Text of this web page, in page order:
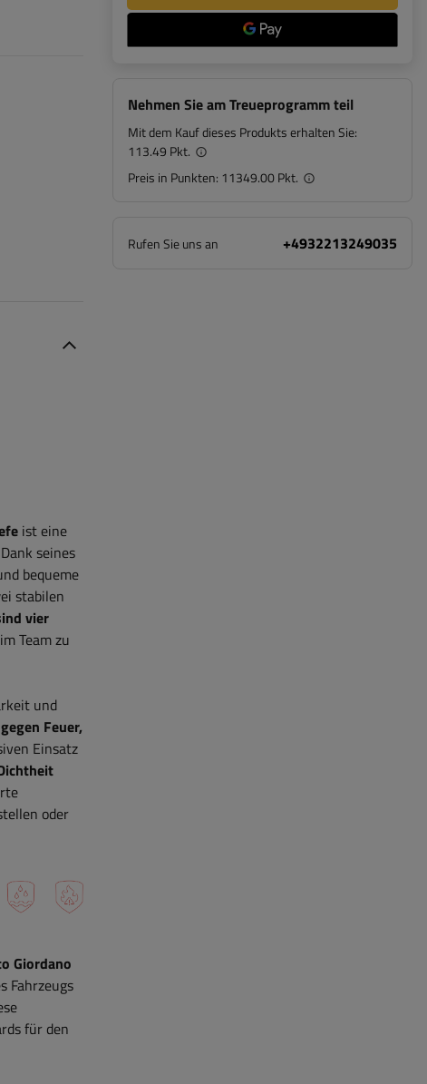
Nehmen Sie am Treueprogramm teil
Mit dem Kauf dieses Produkts erhalten Sie:
113.49 Pkt.
Preis in Punkten: 11349.00 Pkt.
Rufen Sie uns an +4932213249035
ist eine
seines
bequeme
stabilen
vier
Team zu
und
Feuer,
Einsatz
oder
Giordano
Fahrzeugs
für den